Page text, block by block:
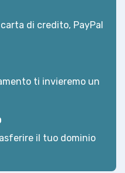
di credito, PayPal
ti invieremo un
il tuo dominio